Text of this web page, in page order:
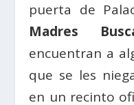
puerta de
Madres
encuentran a
que se les
en un recinto